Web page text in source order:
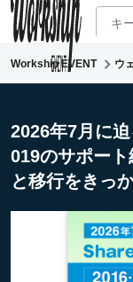
新着ウェビナー
マガジン
Workship EVENT ウ
2026年7月に
019のサポー
と移行をきっ